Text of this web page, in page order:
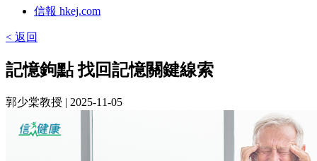
信報 hkej.com
< 返回
記憶鉤點 找回記憶關鍵線索
郭少棠教授 | 2025-11-05